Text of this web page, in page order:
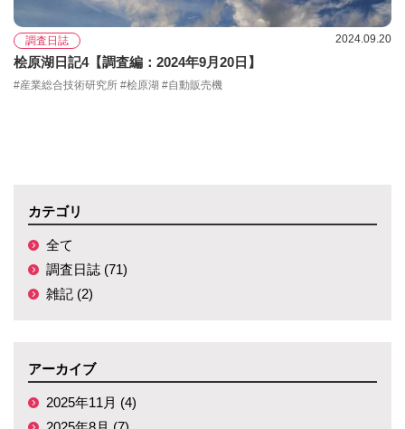
調査日誌 2024.09.20
桧原湖日記4【調査編：2024年9月20日】
#産業総合技術研究所 #桧原湖 #自動販売機
カテゴリ
全て
調査日誌 (71)
雑記 (2)
アーカイブ
2025年11月 (4)